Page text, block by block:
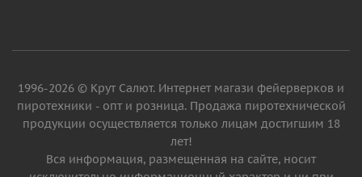
1996-2026 © Крут Салют. Интернет магази фейерверков и
пиротехники - опт и розница. Продажа пиротехнической
продукции осуществляется только лицам достигшим 18
лет!
Вся информация, размещенная на сайте, носит